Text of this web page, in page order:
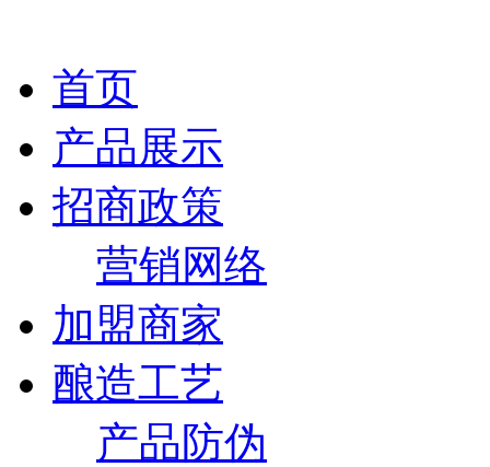
首页
产品展示
招商政策
营销网络
加盟商家
酿造工艺
产品防伪